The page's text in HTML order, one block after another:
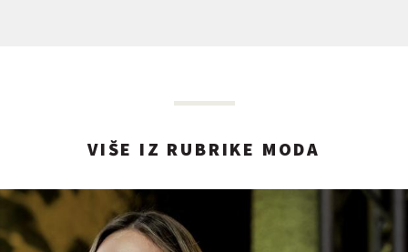
VIŠE IZ RUBRIKE MODA